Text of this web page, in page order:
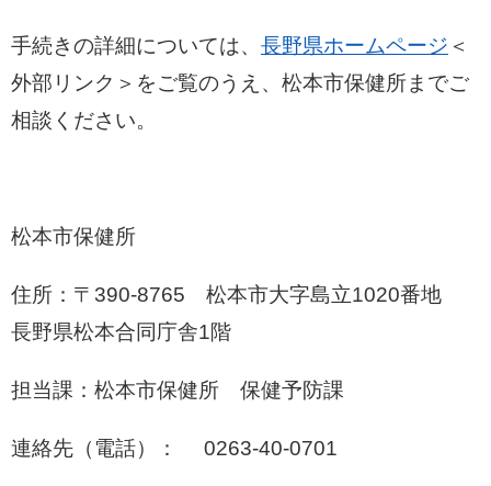
手続きの詳細については、 長野県ホームページ ＜
外部リンク＞ をご覧のうえ、松本市保健所までご
相談ください。
松本市保健所
住所：〒390-8765 松本市大字島立1020番地
長野県松本合同庁舎1階
担当課：松本市保健所 保健予防課
連絡先（電話）： 0263-40-0701